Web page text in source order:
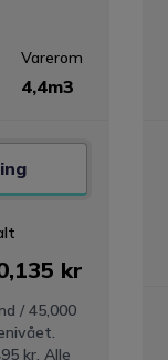
Varerom
4,4m3
kr
/ 45,000
kr. Alle